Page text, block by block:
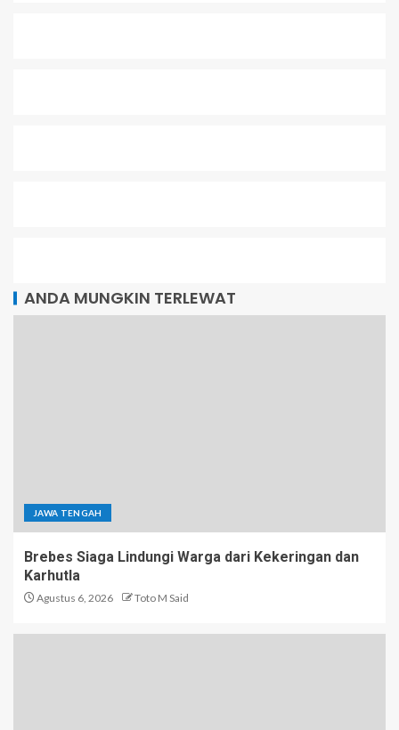
ANDA MUNGKIN TERLEWAT
JAWA TENGAH
Brebes Siaga Lindungi Warga dari Kekeringan dan
Karhutla
Agustus 6, 2026 Toto M Said